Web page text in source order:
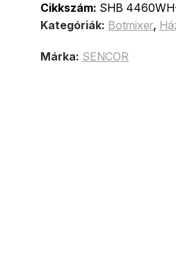
Cikkszám: SHB
Kategóriák: Botmixer,
Márka: SENCOR